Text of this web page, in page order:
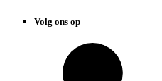
Volg ons op